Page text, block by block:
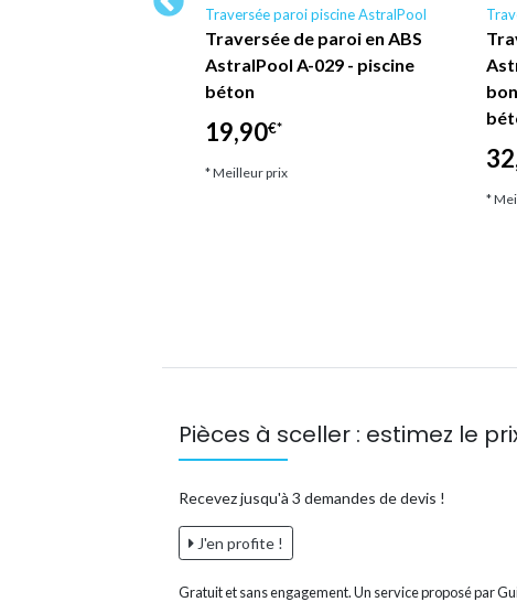
Traversée paroi piscine AstralPool
Traversée de paroi en ABS
AstralPool A-029 - piscine
béton
19,90€*
* Meilleur prix
*
Pièces à sceller : estimez le
Recevez jusqu'à 3 demandes de devis !
J'en profite !
Gratuit et sans engagement. Un service proposé par